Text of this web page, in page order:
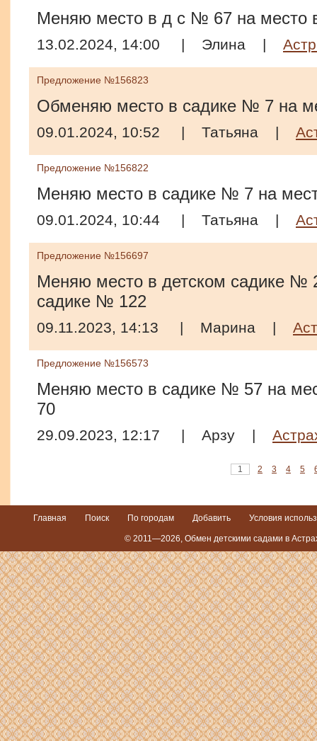
Меняю место в д с № 67 на место
13.02.2024, 14:00 | Элина |
Предложение №156823
Обменяю место в садике № 7 на
09.01.2024, 10:52 | Татьяна |
Предложение №156822
Меняю место в садике № 7 на
09.01.2024, 10:44 | Татьяна |
Предложение №156697
Меняю место в детском садике №
садике № 122
09.11.2023, 14:13 | Марина |
Предложение №156573
Меняю место в садике № 57 на
70
29.09.2023, 12:17 | Арзу |
1 2 3 4 5
Главная Поиск По городам Добавить Условия
© 2011—2026, Обмен детскими садами в